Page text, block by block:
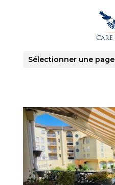
Sélectionner une page